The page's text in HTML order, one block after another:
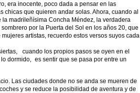
era inocente, poco dada a pensar en las
chicas que quieren andar solas. Ahora, cuando al
madrileñísima Concha Méndez, la verdadera
por la Puerta del Sol en los años 20, que
artistas, recuerdo estos versos suyos cada
cuando los propios pasos se oyen en el
dormido, es sentir que se pasa por entre un
Las ciudades donde no se anda se mueren de
y se reduce la posibilidad de aventura y de